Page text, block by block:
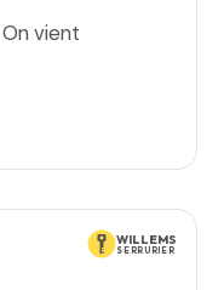
vient
WILLEMS
SERRURIER